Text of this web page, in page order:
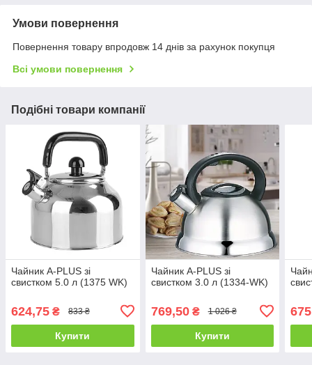
Умови повернення
Повернення товару впродовж 14 днів за рахунок покупця
Всі умови повернення
Подібні товари компанії
Чайник A-PLUS зі
свистком 5.0 л (1375 WK)
624,75 ₴ 833 ₴
Купити
Чайник A-PLUS зі
свистком 3.0 л (1334-WK)
769,50₴ 1 026 ₴
Купити